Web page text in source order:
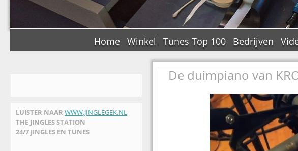
Home Winkel Tunes Top 100 Bedrijven
LUISTER NAAR WWW.JINGLEGEK.NL
THE JINGLES STATION
24/7 JINGLES EN TUNES
De duimpiano van